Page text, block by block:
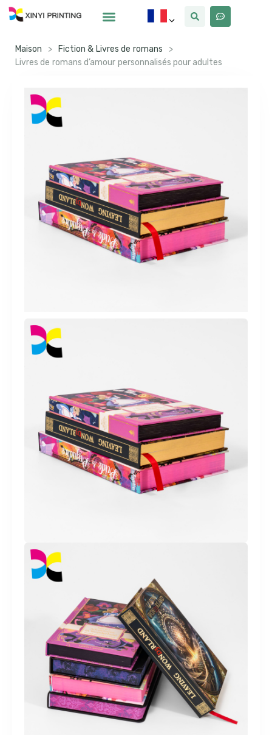
Maison > Fiction & Livres de romans
>
Livres de romans d’amour personnalisés pour adultes